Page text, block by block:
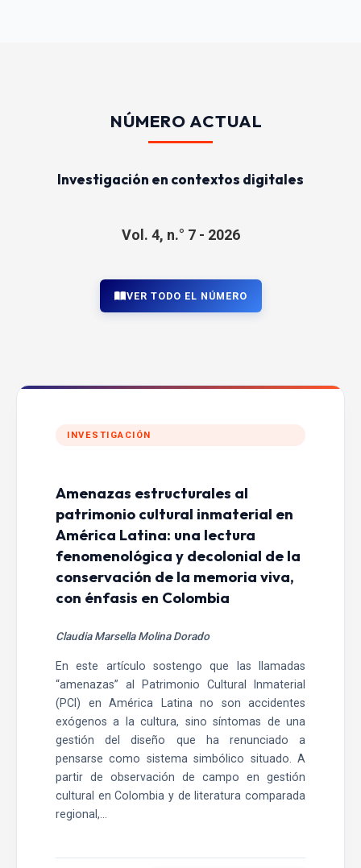
NÚMERO ACTUAL
Investigación en contextos digitales
Vol. 4, n.° 7 - 2026
VER TODO EL NÚMERO
INVESTIGACIÓN
Amenazas estructurales al
patrimonio cultural inmaterial en
América Latina: una lectura
fenomenológica y decolonial de la
conservación de la memoria viva,
con énfasis en Colombia
Claudia Marsella Molina Dorado
En este artículo sostengo que las llamadas
“amenazas” al Patrimonio Cultural Inmaterial
(PCI) en América Latina no son accidentes
exógenos a la cultura, sino síntomas de una
gestión del diseño que ha renunciado a
pensarse como sistema simbólico situado. A
partir de observación de campo en gestión
cultural en Colombia y de literatura comparada
regional,...